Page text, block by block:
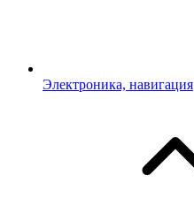
Электроника, навигация